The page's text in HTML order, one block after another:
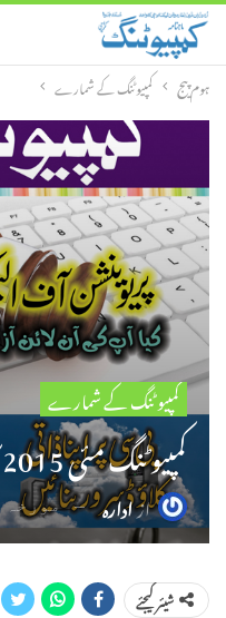
ہوم پیج کمپیوٹنگ کے شمارے
کمپیوٹنگ کے شمارے
کمپیوٹنگ مئی 2015 کا شمارہ
ازادارہ مورخہ
شیئر کیجئے